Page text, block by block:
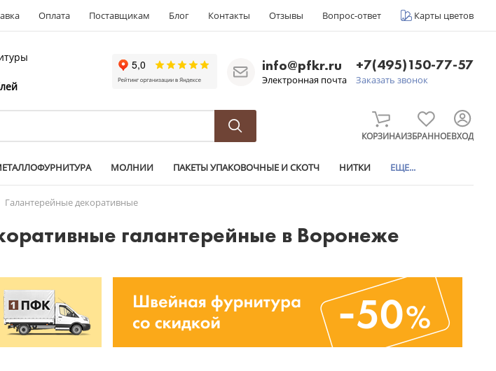
Оплата Поставщикам Блог Контакты Отзывы Вопрос-ответ Карты цветов
info@pfkr.ru
Электронная почта
+7(495)150-77-57
Заказать звонок
КОРЗИНАИЗБРАННОЕВХОД
МОЛНИИ ПАКЕТЫ УПАКОВОЧНЫЕ И СКОТЧ НИТКИ ЕЩЕ...
Галантерейные декоративные
галантерейные в Воронеже